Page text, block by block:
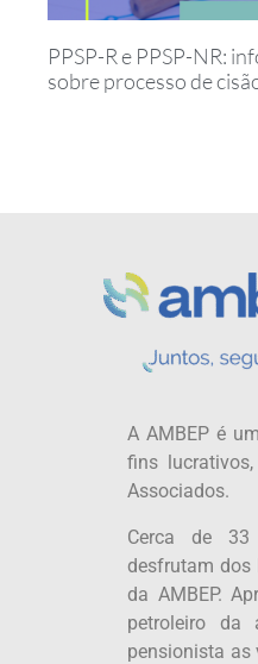
PPSP-R e PPSP-NR:
sobre processo de
A AMBEP é
fins
Associados.
Cerca de
desfrutam dos
da AMBEP.
petroleiro da
pensionista as